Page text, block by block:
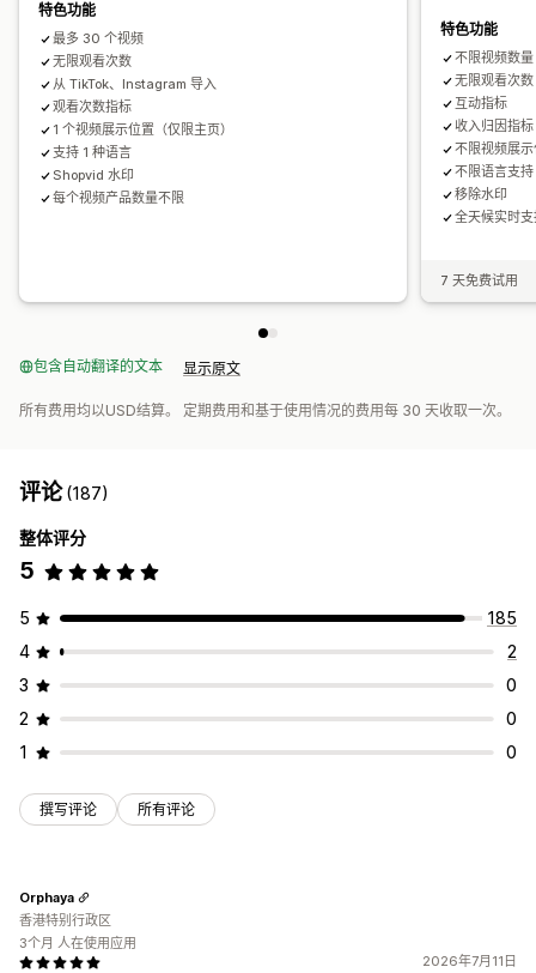
特色功能
最多 30 个视频
无限观看次数
从 TikTok、Instagram 导入
观看次数指标
1 个视频展示位置（仅限主页）
支持 1 种语言
Shopvid 水印
每个视频产品数量不限
特色功能
不限视频数量
无限观看次数
互动指标
收入归因指标
不限视频展
不限语言支持
移除水印
全天候实时
7 天免费试用
包含自动翻译的文本 显示原文
所有费用均以USD结算。 定期费用和基于使用情况的费用每 30 天收取一次。
评论(187)
整体评分
5
5
185
4
2
3
0
2
0
1
0
撰写评论 所有评论
2026年7月11日
Orphaya
香港特别行政区
3个月 人在使用应用